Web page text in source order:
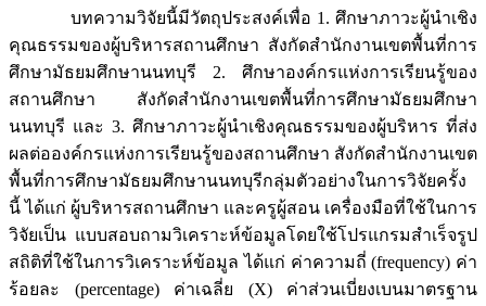
บทความวิจัยนี้มีวัตถุประสงค์เพื่อ 1. ศึกษาภาวะผู้นำเชิง
คุณธรรมของผู้บริหารสถานศึกษา สังกัดสำนักงานเขตพื้นที่การ
ศึกษามัธยมศึกษานนทบุรี 2. ศึกษาองค์กรแห่งการเรียนรู้ของ
สถานศึกษา สังกัดสำนักงานเขตพื้นที่การศึกษามัธยมศึกษา
นนทบุรี และ 3. ศึกษาภาวะผู้นำเชิงคุณธรรมของผู้บริหาร ที่ส่ง
ผลต่อองค์กรแห่งการเรียนรู้ของสถานศึกษา สังกัดสำนักงานเขต
พื้นที่การศึกษามัธยมศึกษานนทบุรีกลุ่มตัวอย่างในการวิจัยครั้ง
นี้ ได้แก่ ผู้บริหารสถานศึกษา และครูผู้สอน เครื่องมือที่ใช้ในการ
วิจัยเป็น แบบสอบถามวิเคราะห์ข้อมูลโดยใช้โปรแกรมสำเร็จรูป
สถิติที่ใช้ในการวิเคราะห์ข้อมูล ได้แก่ ค่าความถี่ (frequency) ค่า
ร้อยละ (percentage) ค่าเฉลี่ย (X) ค่าส่วนเบี่ยงเบนมาตรฐาน